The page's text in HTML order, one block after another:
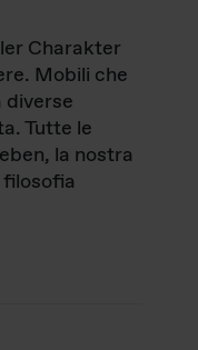
Charakter
Mobili che
Tutte le
la nostra